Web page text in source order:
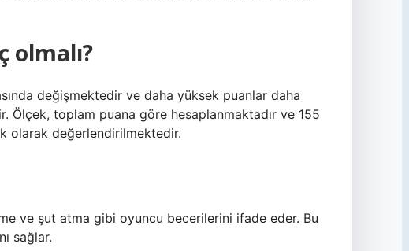
olmalı?
değişmektedir ve daha yüksek puanlar daha
toplam puana göre hesaplanmaktadır ve 155
olarak değerlendirilmektedir.
ve şut atma gibi oyuncu becerilerini ifade eder. Bu
sağlar.